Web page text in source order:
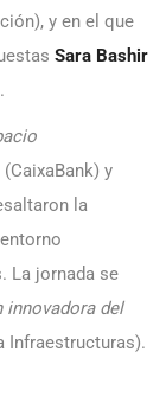
y en el que
Sara Bashir
(CaixaBank) y
la
La jornada se
innovadora del
Infraestructuras).